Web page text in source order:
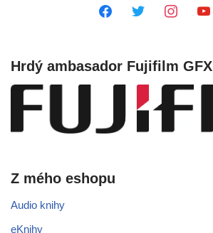
Hrdý ambasador Fujifilm GFX
Z mého eshopu
Audio knihy
eKnihy